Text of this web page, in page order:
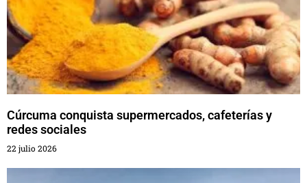
Cúrcuma conquista supermercados, cafeterías y
redes sociales
22 julio 2026